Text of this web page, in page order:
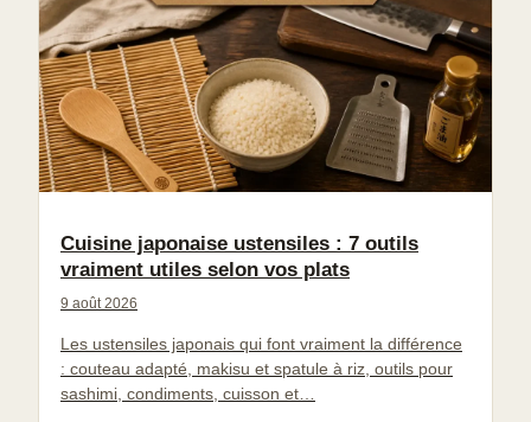
Cuisine japonaise ustensiles : 7 outils
vraiment utiles selon vos plats
9 août 2026
Les ustensiles japonais qui font vraiment la différence
: couteau adapté, makisu et spatule à riz, outils pour
sashimi, condiments, cuisson et…